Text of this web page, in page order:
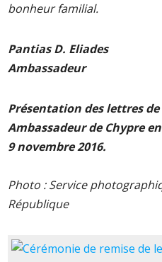
bonheur familial.
Pantias D. Eliades
Ambassadeur
Présentation des lettres
Ambassadeur de Chypre
9 novembre 2016.
Photo : Service
République